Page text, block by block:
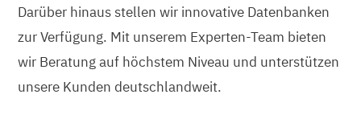
Darüber hinaus stellen wir innovative Datenbanken
zur Verfügung. Mit unserem Experten-Team bieten
wir Beratung auf höchstem Niveau und unterstützen
unsere Kunden deutschlandweit.